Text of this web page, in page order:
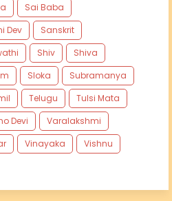
Sai Baba
Dev
Sanskrit
Shiv
Shiva
Sloka
Subramanya
Telugu
Tulsi Mata
Devi
Varalakshmi
Vinayaka
Vishnu